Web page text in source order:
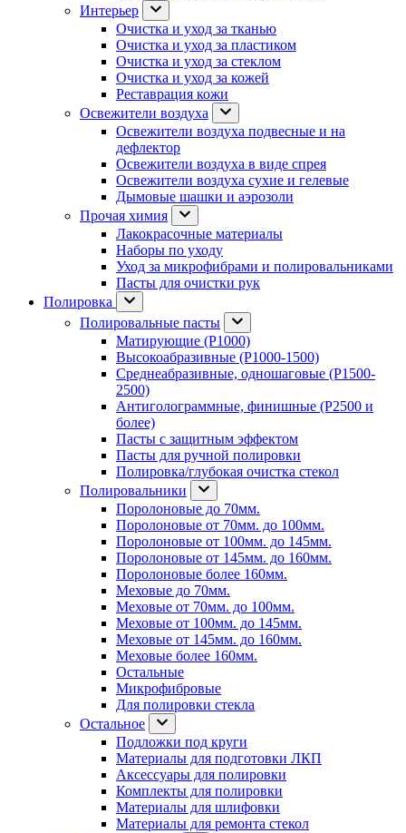
Интерьер
Очистка и уход за тканью
Очистка и уход за пластиком
Очистка и уход за стеклом
Очистка и уход за кожей
Реставрация кожи
Освежители воздуха
Освежители воздуха подвесные и на
дефлектор
Освежители воздуха в виде спрея
Освежители воздуха сухие и гелевые
Дымовые шашки и аэрозоли
Прочая химия
Лакокрасочные материалы
Наборы по уходу
Уход за микрофибрами и полировальниками
Пасты для очистки рук
Полировка
Полировальные пасты
Матирующие (P1000)
Высокоабразивные (P1000-1500)
Среднеабразивные, одношаговые (P1500-
2500)
Антиголограммные, финишные (P2500 и
более)
Пасты с защитным эффектом
Пасты для ручной полировки
Полировка/глубокая очистка стекол
Полировальники
Поролоновые до 70мм.
Поролоновые от 70мм. до 100мм.
Поролоновые от 100мм. до 145мм.
Поролоновые от 145мм. до 160мм.
Поролоновые более 160мм.
Меховые до 70мм.
Меховые от 70мм. до 100мм.
Меховые от 100мм. до 145мм.
Меховые от 145мм. до 160мм.
Меховые более 160мм.
Остальные
Микрофибровые
Для полировки стекла
Остальное
Подложки под круги
Материалы для подготовки ЛКП
Аксессуары для полировки
Комплекты для полировки
Материалы для шлифовки
Материалы для ремонта стекол